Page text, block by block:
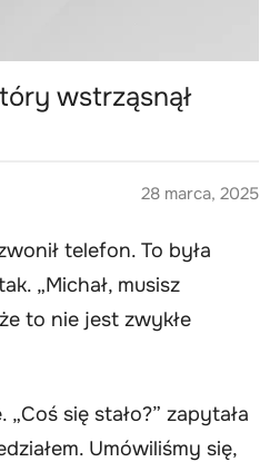
wstrząsnął
28 marca, 2025
telefon. To była
„Michał, musisz
to nie jest zwykłe
się stało?” zapytała
Umówiliśmy się,